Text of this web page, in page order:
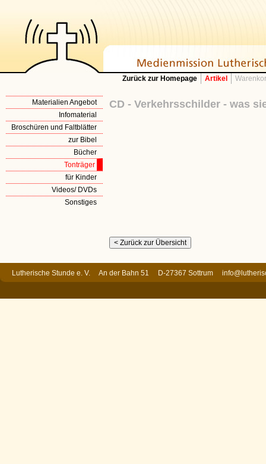
Zurück zur Homepage Artikel
Materialien Angebot
Infomaterial
Broschüren und Faltblätter
zur Bibel
Bücher
Tonträger
für Kinder
Videos/ DVDs
Sonstiges
CD - Verkehrsschilder - was
Lutherische Stunde e. V. An der Bahn 51 D-27367 Sottrum